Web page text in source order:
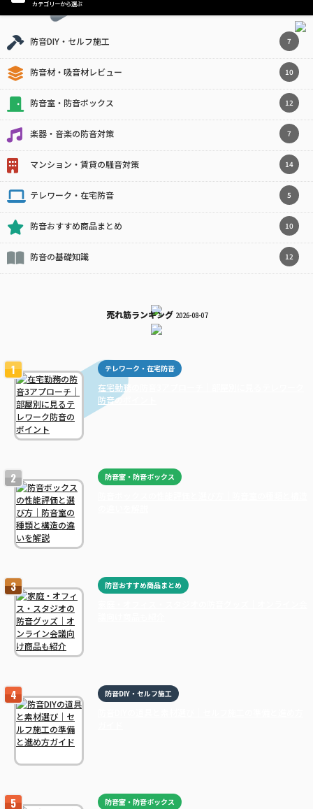
カテゴリーから選ぶ
防音DIY・セルフ施工 7
防音材・吸音材レビュー 10
防音室・防音ボックス 12
楽器・音楽の防音対策 7
マンション・賃貸の騒音対策 14
テレワーク・在宅防音 5
防音おすすめ商品まとめ 10
防音の基礎知識 12
売れ筋ランキング 2026-08-07
テレワーク・在宅防音
在宅勤務の防音3アプローチ｜部屋別に見るテレワーク
防音のポイント
防音室・防音ボックス
防音おすすめ商品まとめ
防音DIY・セルフ施工
防音室・防音ボックス